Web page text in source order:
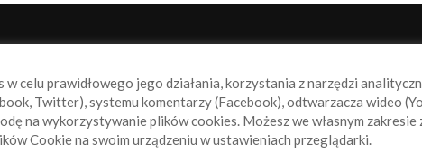
to miejsce dla wszystkich, którzy szukają aktualnych
ze świata żeglarstwa, świata motorowodniactwa i
celu prawidłowego jego działania, korzystania z narzędzi
Twitter), systemu komentarzy (Facebook), odtwarzacza wideo
na wykorzystywanie plików cookies. Możesz we własnym
Cookie na swoim urządzeniu w ustawieniach przeglądarki.